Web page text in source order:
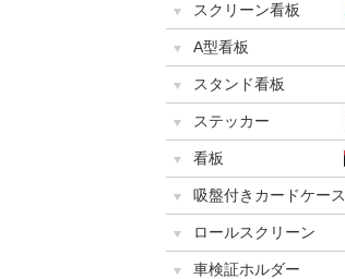
スクリーン看板
A型看板
スタンド看板
ステッカー
看板
吸盤付きカードケース
ロールスクリーン
車検証ホルダー